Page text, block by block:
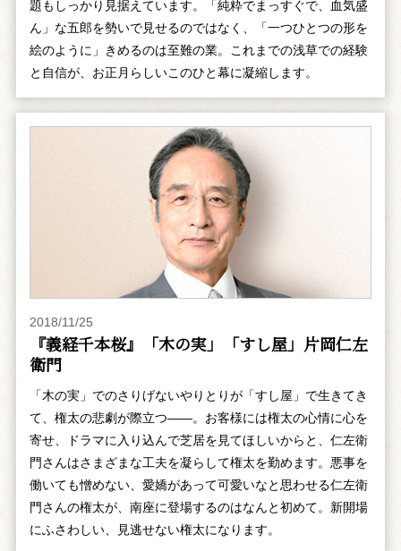
題もしっかり見据えています。「純粋でまっすぐで、血気盛
ん」な五郎を勢いで見せるのではなく、「一つひとつの形を
絵のように」きめるのは至難の業。これまでの浅草での経験
と自信が、お正月らしいこのひと幕に凝縮します。
2018/11/25
『義経千本桜』「木の実」「すし屋」片岡仁左
衛門
「木の実」でのさりげないやりとりが「すし屋」で生きてき
て、権太の悲劇が際立つ――。お客様には権太の心情に心を
寄せ、ドラマに入り込んで芝居を見てほしいからと、仁左衛
門さんはさまざまな工夫を凝らして権太を勤めます。悪事を
働いても憎めない、愛嬌があって可愛いなと思わせる仁左衛
門さんの権太が、南座に登場するのはなんと初めて。新開場
にふさわしい、見逃せない権太になります。